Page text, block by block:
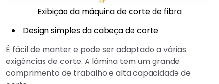
Exibição da máquina de corte de fibra
Design simples da cabeça de corte
É fácil de manter e pode ser adaptado a várias
exigências de corte. A lâmina tem um grande
comprimento de trabalho e alta capacidade de